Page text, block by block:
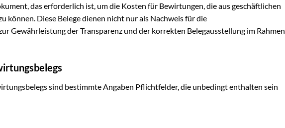
das erforderlich ist, um die Kosten für Bewirtungen, die aus geschäftlichen
können. Diese Belege dienen nicht nur als Nachweis für die
Gewährleistung der Transparenz und der korrekten Belegausstellung im Rahmen
sind bestimmte Angaben Pflichtfelder, die unbedingt enthalten sein